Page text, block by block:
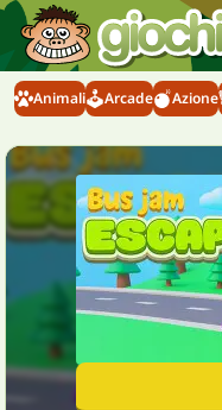
Animali Arcade Azione